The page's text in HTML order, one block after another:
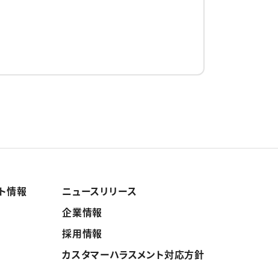
情報
ニュースリリース
企業情報
採用情報
カスタマーハラスメント対応方針